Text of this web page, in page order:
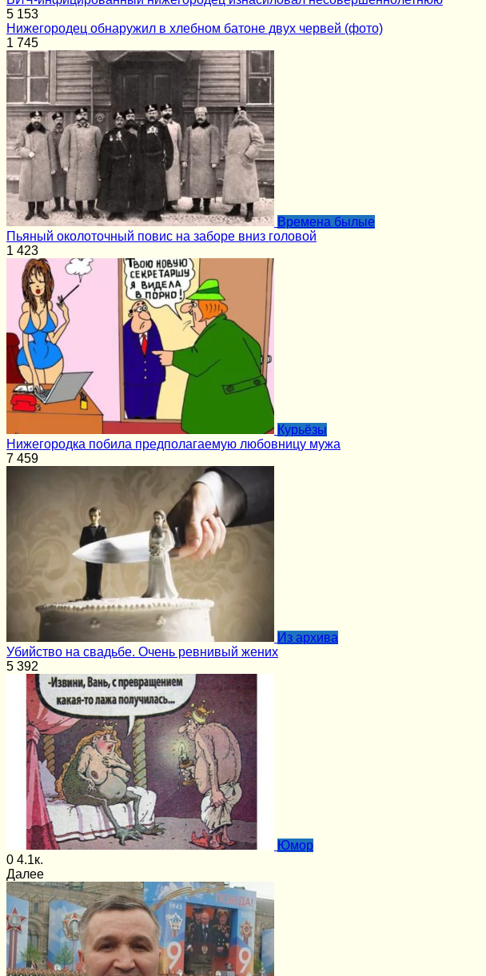
5 153
Нижегородец обнаружил в хлебном батоне двух червей (фото)
1 745
Времена былые
Пьяный околоточный повис на заборе вниз головой
1 423
Курьёзы
Нижегородка побила предполагаемую любовницу мужа
7 459
Из архива
Убийство на свадьбе. Очень ревнивый жених
5 392
Юмор
0 4.1к.
Далее